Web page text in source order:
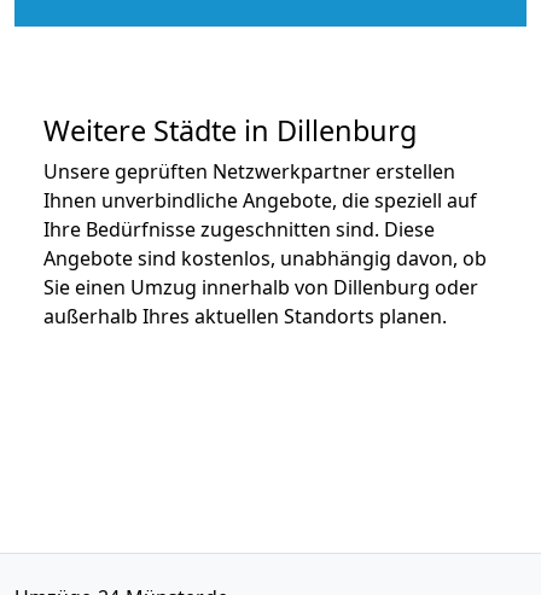
Weitere Städte in Dillenburg
Unsere geprüften Netzwerkpartner erstellen
Ihnen unverbindliche Angebote, die speziell auf
Ihre Bedürfnisse zugeschnitten sind. Diese
Angebote sind kostenlos, unabhängig davon, ob
Sie einen Umzug innerhalb von Dillenburg oder
außerhalb Ihres aktuellen Standorts planen.